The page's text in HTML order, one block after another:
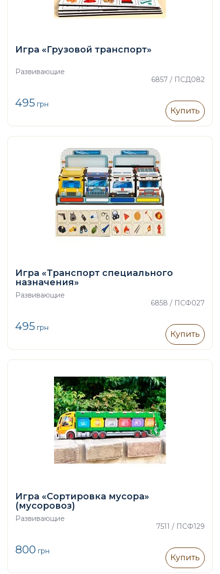
Игра «Грузовой транспорт»
Развивающие
6857 / ПСД082
495 грн
Купить
Игра «Транспорт специального
назначения»
Развивающие
6858 / ПСФ027
495 грн
Купить
Игра «Сортировка мусора»
(мусоровоз)
Развивающие
7511 / ПСФ129
800 грн
Купить